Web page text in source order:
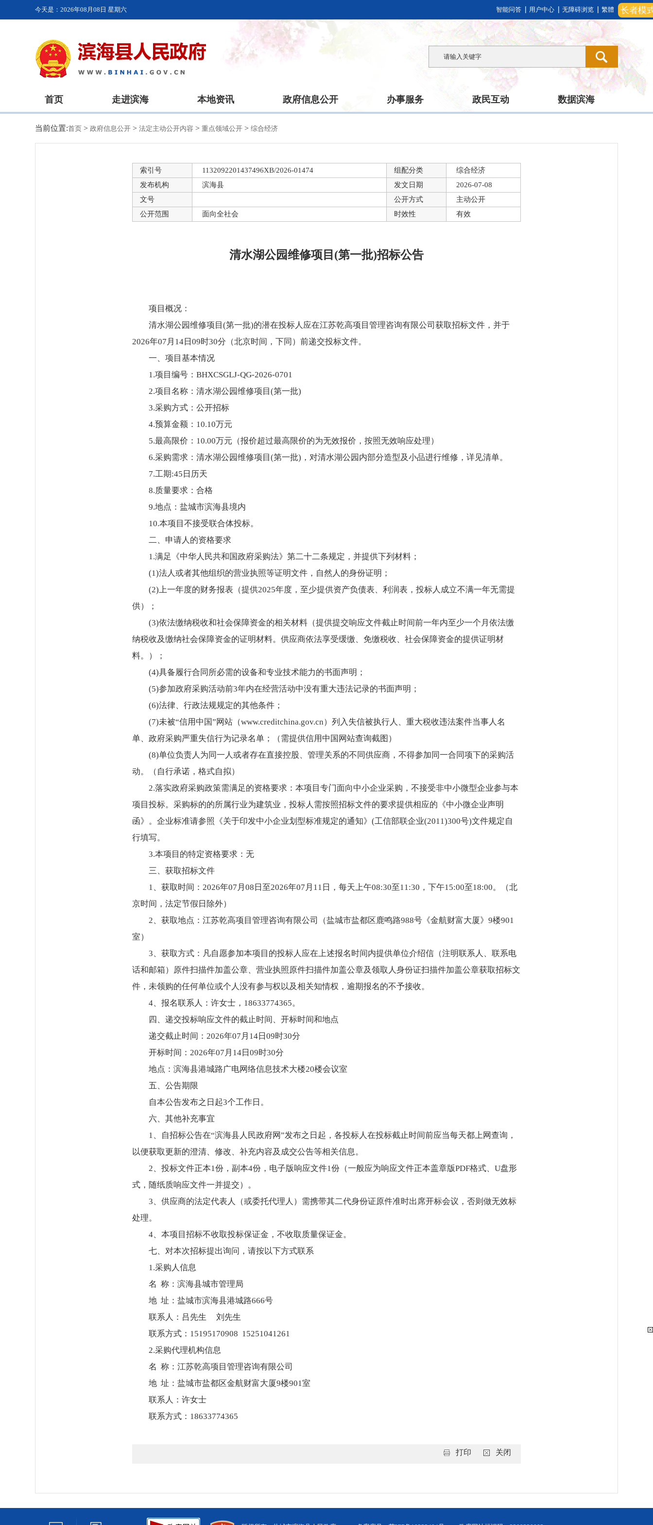
长者模
今天是： 2026年08月08日 星期六 智能问答 用户中心 无障碍浏览 繁體
首页 走进滨海 本地资讯 政府信息公开 办事服务 政民互动 数据滨海
当前位置:首页 > 政府信息公开 > 法定主动公开内容 > 重点领域公开 > 综合经济
索引号 1132092201437496XB/2026-01474 组配分类
综合经济
发布机构
滨海县 发文日期
2026-07-08
文号
公开方式
主动公开
公开范围
面向全社会 时效性 有效
清水湖公园维修项目(第一批)招标公告
项目概况：
清水湖公园维修项目(第一批)的潜在投标人应在江苏乾高项目管理咨询有限公司获取招标文件，并于
2026年07月14日09时30分（北京时间，下同）前递交投标文件。
一、项目基本情况
1.项目编号：BHXCSGLJ-QG-2026-0701
2.项目名称：清水湖公园维修项目(第一批)
3.采购方式：公开招标
4.预算金额：10.10万元
5.最高限价：10.00万元（报价超过最高限价的为无效报价，按照无效响应处理）
6.采购需求：清水湖公园维修项目(第一批)，对清水湖公园内部分造型及小品进行维修，详见清单。
7.工期:45日历天
8.质量要求：合格
9.地点：盐城市滨海县境内
10.本项目不接受联合体投标。
二、申请人的资格要求
1.满足《中华人民共和国政府采购法》第二十二条规定，并提供下列材料；
(1)法人或者其他组织的营业执照等证明文件，自然人的身份证明；
(2)上一年度的财务报表（提供2025年度，至少提供资产负债表、利润表，投标人成立不满一年无需提
供）；
(3)依法缴纳税收和社会保障资金的相关材料（提供提交响应文件截止时间前一年内至少一个月依法缴
纳税收及缴纳社会保障资金的证明材料。供应商依法享受缓缴、免缴税收、社会保障资金的提供证明材
料。）；
(4)具备履行合同所必需的设备和专业技术能力的书面声明；
(5)参加政府采购活动前3年内在经营活动中没有重大违法记录的书面声明；
(6)法律、行政法规规定的其他条件；
(7)未被“信用中国”网站（www.creditchina.gov.cn）列入失信被执行人、重大税收违法案件当事人名
单、政府采购严重失信行为记录名单；（需提供信用中国网站查询截图）
(8)单位负责人为同一人或者存在直接控股、管理关系的不同供应商，不得参加同一合同项下的采购活
动。（自行承诺，格式自拟）
2.落实政府采购政策需满足的资格要求：本项目专门面向中小企业采购，不接受非中小微型企业参与本
项目投标。采购标的的所属行业为建筑业，投标人需按照招标文件的要求提供相应的《中小微企业声明
函》。企业标准请参照《关于印发中小企业划型标准规定的通知》(工信部联企业(2011)300号)文件规定自
行填写。
3.本项目的特定资格要求：无
三、获取招标文件
1、获取时间：2026年07月08日至2026年07月11日，每天上午08:30至11:30，下午15:00至18:00。（北
京时间，法定节假日除外）
2、获取地点：江苏乾高项目管理咨询有限公司（盐城市盐都区鹿鸣路988号《金航财富大厦》9楼901
室）
3、获取方式：凡自愿参加本项目的投标人应在上述报名时间内提供单位介绍信（注明联系人、联系电
话和邮箱）原件扫描件加盖公章、营业执照原件扫描件加盖公章及领取人身份证扫描件加盖公章获取招标文
件，未领购的任何单位或个人没有参与权以及相关知情权，逾期报名的不予接收。
4、报名联系人：许女士，18633774365。
四、递交投标响应文件的截止时间、开标时间和地点
递交截止时间：2026年07月14日09时30分
开标时间：2026年07月14日09时30分
地点：滨海县港城路广电网络信息技术大楼20楼会议室
五、公告期限
自本公告发布之日起3个工作日。
六、其他补充事宜
1、自招标公告在“滨海县人民政府网”发布之日起，各投标人在投标截止时间前应当每天都上网查询，
以便获取更新的澄清、修改、补充内容及成交公告等相关信息。
2、投标文件正本1份，副本4份，电子版响应文件1份（一般应为响应文件正本盖章版PDF格式、U盘形
式，随纸质响应文件一并提交）。
3、供应商的法定代表人（或委托代理人）需携带其二代身份证原件准时出席开标会议，否则做无效标
处理。
4、本项目招标不收取投标保证金，不收取质量保证金。
七、对本次招标提出询问，请按以下方式联系
1.采购人信息
名 称：滨海县城市管理局
地 址：盐城市滨海县港城路666号
联系人：吕先生 刘先生
联系方式：15195170908 15251041261
2.采购代理机构信息
名 称：江苏乾高项目管理咨询有限公司
地 址：盐城市盐都区金航财富大厦9楼901室
联系人：许女士
联系方式：18633774365
打印 关闭